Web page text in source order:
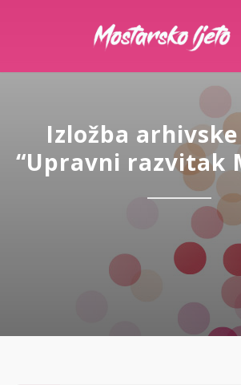
Izložba
“Upravni razvitak